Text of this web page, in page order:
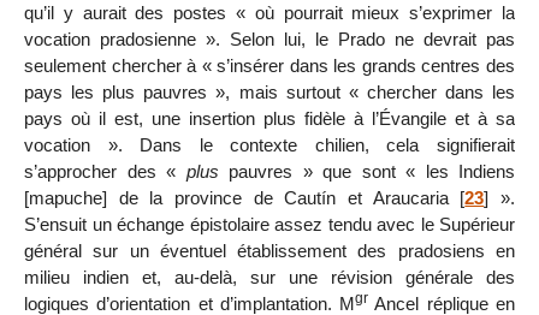
qu’il y aurait des postes « où pourrait mieux s’exprimer la
vocation pradosienne ». Selon lui, le Prado ne devrait pas
seulement chercher à « s’insérer dans les grands centres des
pays les plus pauvres », mais surtout « chercher dans les
pays où il est, une insertion plus fidèle à l’Évangile et à sa
vocation ». Dans le contexte chilien, cela signifierait
s’approcher des « plus pauvres » que sont « les Indiens
[mapuche] de la province de Cautín et Araucaria[23] ».
S’ensuit un échange épistolaire assez tendu avec le Supérieur
général sur un éventuel établissement des pradosiens en
milieu indien et, au-delà, sur une révision générale des
logiques d’orientation et d’implantation. Mgr Ancel réplique en